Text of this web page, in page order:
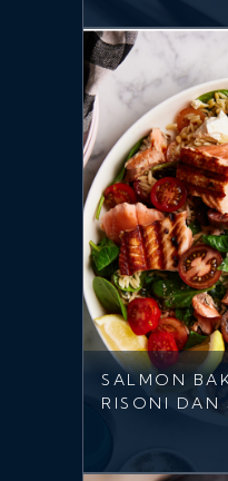
SALMON
RISONI DAN